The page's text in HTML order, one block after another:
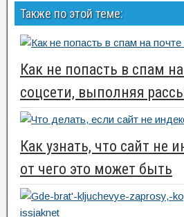
Также по этой теме:
Как не попасть в спам
соцсети, выполняя
Как узнать, что сайт не
от чего это может быть